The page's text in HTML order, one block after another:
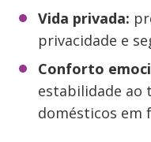
Vida privada:
privacidade e
Conforto
estabilidade ao
domésticos em